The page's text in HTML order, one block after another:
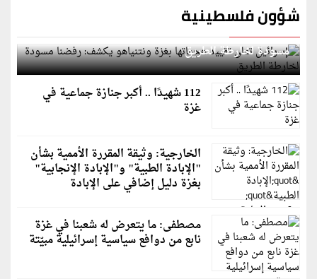
شؤون فلسطينية
إسرائيل تعلن تقييد هجماتها بغزة ونتنياهو يكشف: رفضنا
مسودة لخارطة الطريق
112 شهيدًا .. أكبر جنازة جماعية في
غزة
الخارجية: وثيقة المقررة الأممية بشأن
"الإبادة الطبية" و"الإبادة الإنجابية"
بغزة دليل إضافي على الإبادة
مصطفى: ما يتعرض له شعبنا في غزة
نابع من دوافع سياسية إسرائيلية مبيّتة